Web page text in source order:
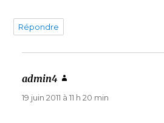
Répondre
admin4
19 juin 2011 à 11 h 20 min